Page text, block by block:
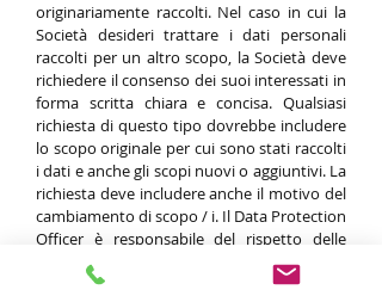
originariamente raccolti. Nel caso in cui la
Società desideri trattare i dati personali
raccolti per un altro scopo, la Società deve
richiedere il consenso dei suoi interessati in
forma scritta chiara e concisa. Qualsiasi
richiesta di questo tipo dovrebbe includere
lo scopo originale per cui sono stati raccolti
i dati e anche gli scopi nuovi o aggiuntivi. La
richiesta deve includere anche il motivo del
cambiamento di scopo / i. Il Data Protection
Officer è responsabile del rispetto delle
regole in questo paragrafo.
Ora e in futuro, il Referente Privacy deve